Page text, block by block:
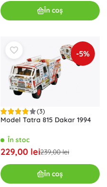
În coș
-5%
(3)
Model Tatra 815 Dakar 1994
În stoc
229,00 lei239,00 lei
În coș